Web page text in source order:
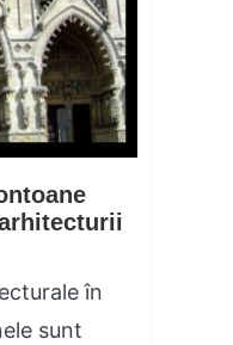
în
sunt